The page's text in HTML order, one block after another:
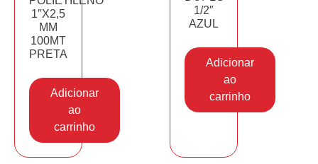
1″X2,5
MM
100MT
PRETA
Adicionar
ao
carrinho
1/2″
AZUL
Adicionar
ao
carrinho